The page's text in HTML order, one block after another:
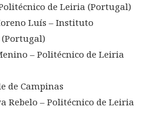
de Leiria (Portugal)
Luís – Instituto
(Portugal)
– Politécnico de Leiria
de Campinas
Rebelo – Politécnico de Leiria